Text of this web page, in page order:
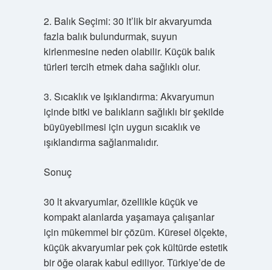
2. Balık Seçimi: 30 lt’lik bir akvaryumda
fazla balık bulundurmak, suyun
kirlenmesine neden olabilir. Küçük balık
türleri tercih etmek daha sağlıklı olur.
3. Sıcaklık ve Işıklandırma: Akvaryumun
içinde bitki ve balıkların sağlıklı bir şekilde
büyüyebilmesi için uygun sıcaklık ve
ışıklandırma sağlanmalıdır.
Sonuç
30 lt akvaryumlar, özellikle küçük ve
kompakt alanlarda yaşamaya çalışanlar
için mükemmel bir çözüm. Küresel ölçekte,
küçük akvaryumlar pek çok kültürde estetik
bir öğe olarak kabul ediliyor. Türkiye’de de